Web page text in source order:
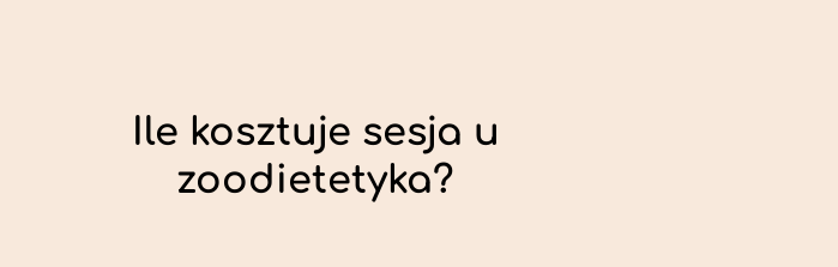
Ile kosztuje sesja u
zoodietetyka?